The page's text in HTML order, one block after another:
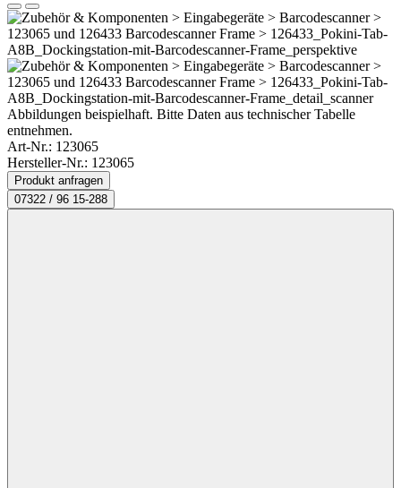
Abbildungen beispielhaft. Bitte Daten aus technischer Tabelle
entnehmen.
Art-Nr.: 123065
Hersteller-Nr.: 123065
Produkt anfragen
07322 / 96 15-288